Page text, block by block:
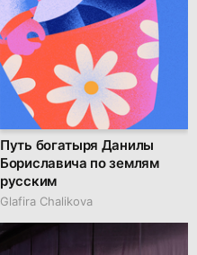
Путь богатыря Данилы
Бориславича по землям
русским
Glafira Chalikova